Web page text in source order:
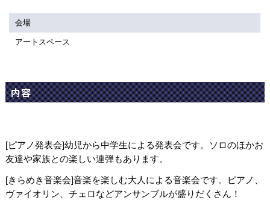
アクセシビリティ/
サービス
会員制度のご案内
サイトマップ
会場
アートスペース
内容
[ピアノ発表会]幼児から中学生による発表会です。ソロのほかお
友達や家族との楽しい連弾もあります。
[きらめき音楽会]音楽を楽しむ大人による音楽会です。ピアノ、
ヴァイオリン、チェロなどアンサンブルが盛りだくさん！